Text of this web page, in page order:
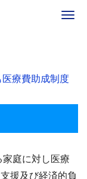
医療費助成制度
庭に対し医療
援及び経済的負